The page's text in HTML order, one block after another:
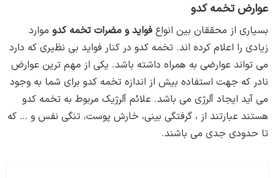
عوارض تخمه کدو
بسیاری از محققان بین انواع فواید و مضرات تخمه کدو موارد
زیادی را اعلام کرده ‌اند. تخمه کدو در کنار فواید بی ‌نظیری که دارد
می‌ تواند عوارضی به همراه داشته باشد. یکی از مهم‌ ترین عوارض
نادر که جهت استفاده بیش از اندازه تخمه کدو برای شما به وجود
می‌ آید ایجاد آلرژی می‌ باشد. علائم آلرژیک مربوط به تخمه کدو
هستند عبارتند از ، گرفتگی بینی، خارش پوست، تنگی نفس و … که
تا حدودی جدی می ‌باشند.